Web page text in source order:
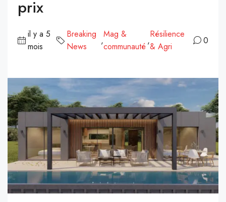
prix
il y a 5
mois
Breaking
News
,
Mag &
communauté
,
Résilience
& Agri
0